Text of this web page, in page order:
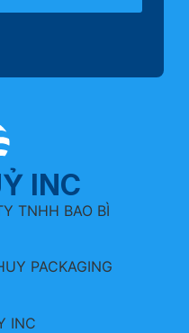
INC
TNHH BAO BÌ
PACKAGING
INC